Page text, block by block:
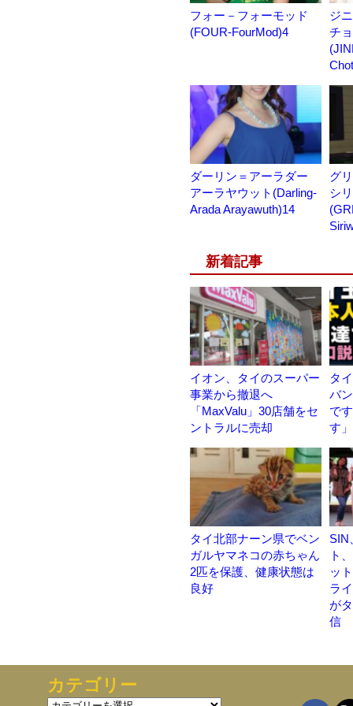
フォー－フォーモッド
(FOUR-FourMod)4
ジ
チ
ダーリン＝アーラダー
アーラヤウット(Darling-
Arada Arayawuth)14
グ
シ
新着記事
イオン、タイのスーパー
事業から撤退へ
「MaxValu」30店舗をセ
ントラルに売却
タ
バ
で
す
タイ北部ナーン県でベン
ガルヤマネコの赤ちゃん
2匹を保護、健康状態は
良好
SIN
ト
ッ
ラ
が
信
カテゴリー